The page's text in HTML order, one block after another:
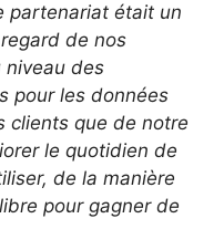
partenariat était un
de nos
niveau des
pour les données
clients que de notre
le quotidien de
de la manière
pour gagner de